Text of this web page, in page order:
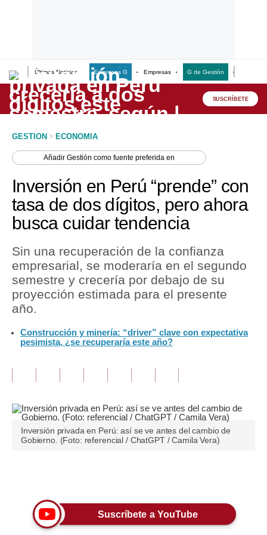
Últimas Noticias Empresas G Empresas G de Gestión
Lo último
Peru Quiosco
Economía
Mercados
Política
Finanzas Personales
Inmobiliarias
Opinión
Editorial
Pregunta de hoy
Lujo
Viajes
SUSCRÍBETE
GESTION > ECONOMIA
AñadirGestión como fuente preferida en
Inversión en Perú “prende” con
tasa de dos dígitos, pero ahora
busca cuidar tendencia
Sin una recuperación de la confianza
empresarial, se moderaría en el segundo
semestre y crecería por debajo de su
proyección estimada para el presente
año.
Construcción y minería: “driver” clave con expectativa
pesimista, ¿se recuperaría este año?
Inversión privada en Perú: así se ve antes del cambio de
Gobierno. (Foto: referencial / ChatGPT / Camila Vera)
Suscríbete a YouTube